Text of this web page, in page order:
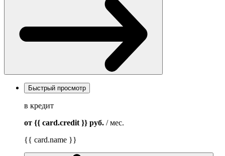
Быстрый просмотр
в кредит
от {{ card.credit }} руб. / мес.
{{ card.name }}